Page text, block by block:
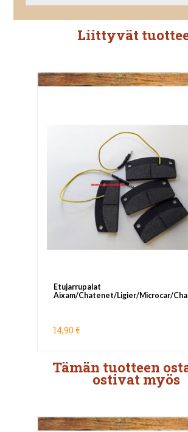
Liittyvät
Etujarrupalat
Aixam/Chatenet/Ligier/Microcar/
14,90 €
Tämän tuotteen
ostivat myös